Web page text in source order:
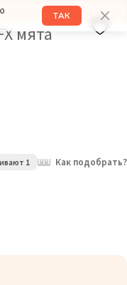
ТАК
мята
1 Как подобрать?